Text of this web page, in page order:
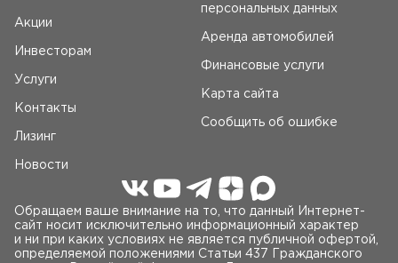
Акции
Инвесторам
Услуги
Контакты
Лизинг
Новости
персональных данных
Аренда автомобилей
Финансовые услуги
Карта сайта
Сообщить об ошибке
Обращаем ваше внимание на то, что данный Интернет-
сайт носит исключительно информационный характер
и ни при каких условиях не является публичной офертой,
определяемой положениями Статьи 437 Гражданского